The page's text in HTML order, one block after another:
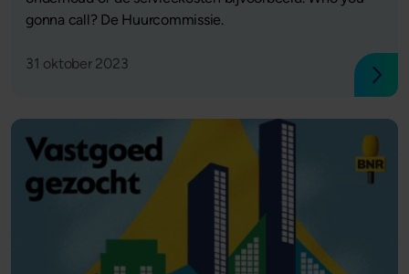
gonna call? De Huurcommissie.
31 oktober 2023